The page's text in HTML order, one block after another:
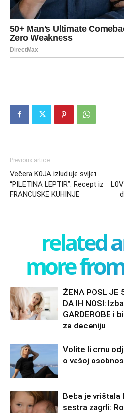
Previous article
Večera K0JA izluđuje svijet
“PILETINA LEPTIR”. Recept iz
FRANCUSKE KUHINJE
related
more
ŽENA POSLIJE
DA IH NOSI:
GARDEROBE i
za deceniju
Volite li crnu
o vašoj
Beba je vrištala
sestra zagrli: